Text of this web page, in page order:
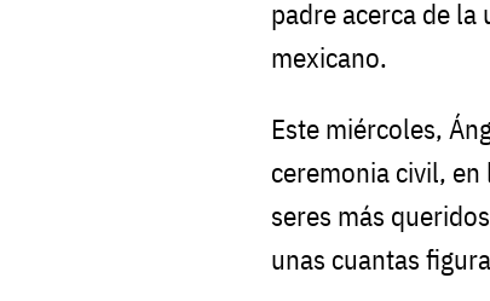
padre acerca de
mexicano.
Este miércoles,
ceremonia civil,
seres más
unas cuantas